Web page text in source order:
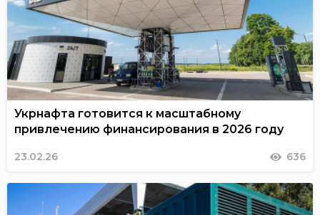
Укрнафта готовится к масштабному
привлечению финансирования в 2026 году
23.02.26 636